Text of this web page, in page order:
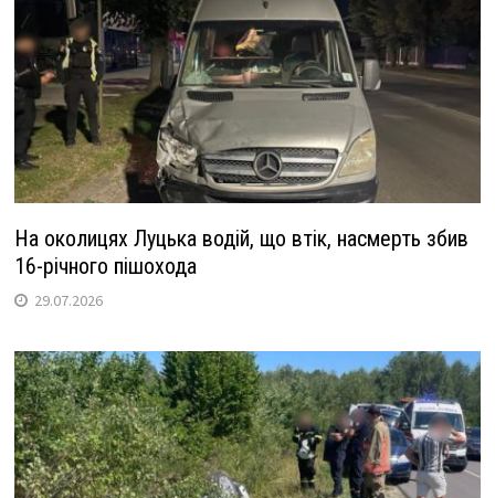
На околицях Луцька водій, що втік, насмерть збив
16-річного пішохода
29.07.2026